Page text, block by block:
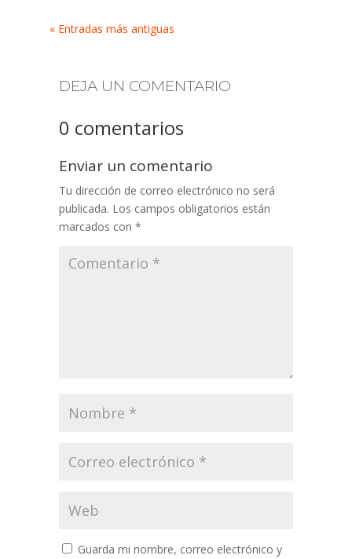
« Entradas más antiguas
DEJA UN COMENTARIO
0 comentarios
Enviar un comentario
Tu dirección de correo electrónico no será
publicada. Los campos obligatorios están
marcados con *
Guarda mi nombre, correo electrónico y